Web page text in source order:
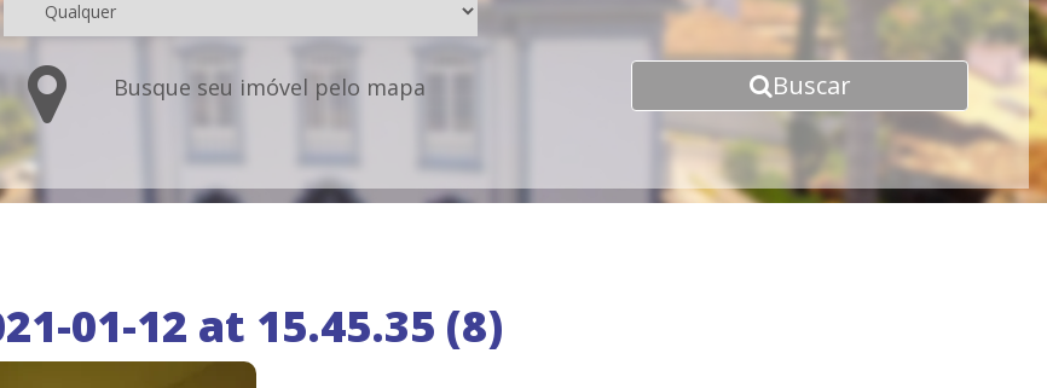
Busque seu imóvel pelo mapa Buscar
01-12 at 15.45.35 (8)